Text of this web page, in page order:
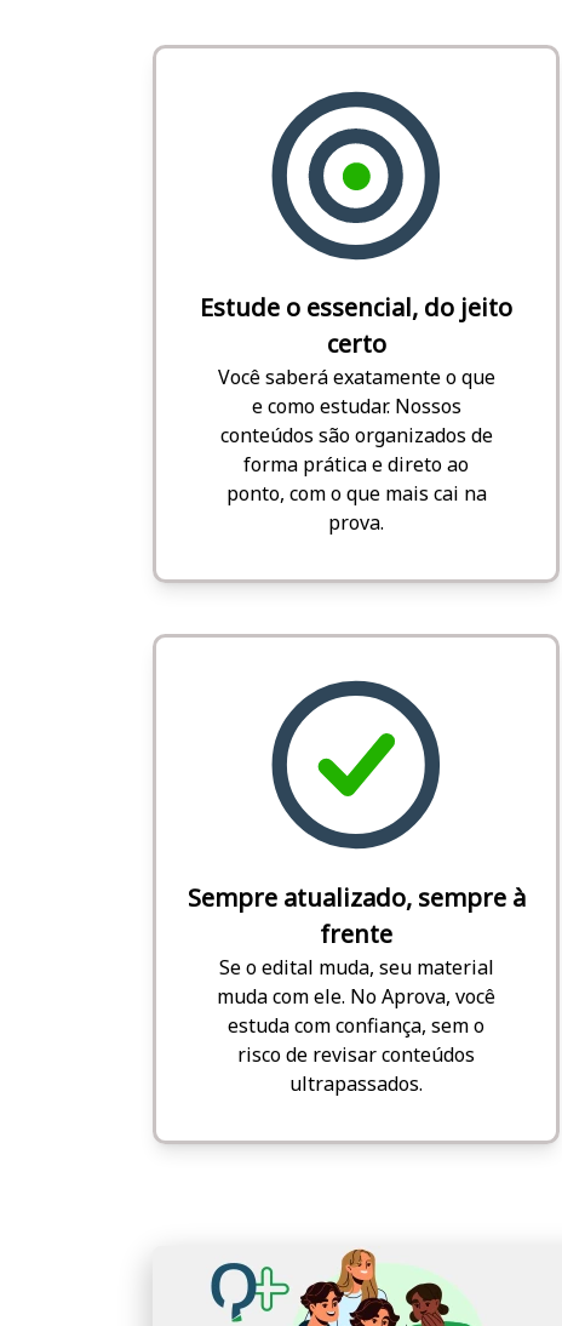
Estude o essencial, do jeito
certo
Você saberá exatamente o que
e como estudar. Nossos
conteúdos são organizados de
forma prática e direto ao
ponto, com o que mais cai na
prova.
Sempre atualizado, sempre à
frente
Se o edital muda, seu material
muda com ele. No Aprova, você
estuda com confiança, sem o
risco de revisar conteúdos
ultrapassados.